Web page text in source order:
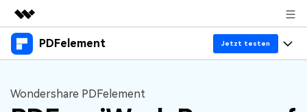
Top-Produkte
Dienstprogramme
PDFelement Jetzt testen
Desktop
Wondershare PDFelement